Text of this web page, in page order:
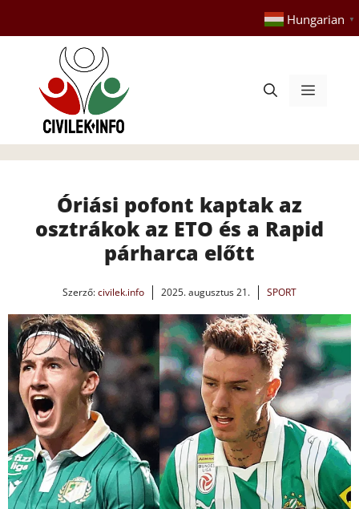
tartalomba
Hungarian ▼
Menü
Óriási pofont kaptak az
osztrákok az ETO és a Rapid
párharca előtt
Szerző:civilek.info 2025. augusztus 21. SPORT